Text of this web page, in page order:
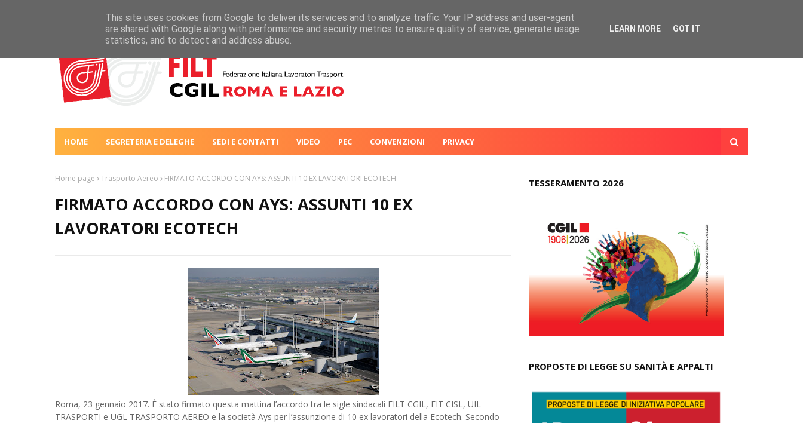
HOME SEGRETERIA E DELEGHE SEDI E CONTATTI VIDEO PEC CONVENZIONI PRIVACY
Home page Trasporto Aereo FIRMATO ACCORDO CON AYS: ASSUNTI 10 EX LAVORATORI ECOTECH
FIRMATO ACCORDO CON AYS: ASSUNTI 10 EX
LAVORATORI ECOTECH
Roma, 23 gennaio 2017. È stato firmato questa mattina l’accordo tra le sigle sindacali FILT CGIL, FIT CISL, UIL
TRASPORTI e UGL TRASPORTO AEREO e la società Ays per l’assunzione di 10 ex lavoratori della Ecotech. Secondo
TESSERAMENTO 2026
PROPOSTE DI LEGGE SU SANITÀ E APPALTI
This site uses cookies from Google to deliver its services and to analyze traffic. Your IP address and user-agent
are shared with Google along with performance and security metrics to ensure quality of service, generate usage
statistics, and to detect and address abuse.
LEARN MORE GOT IT